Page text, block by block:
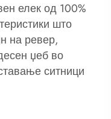
елек од 100%
што
на ревер,
џеб во
ситници